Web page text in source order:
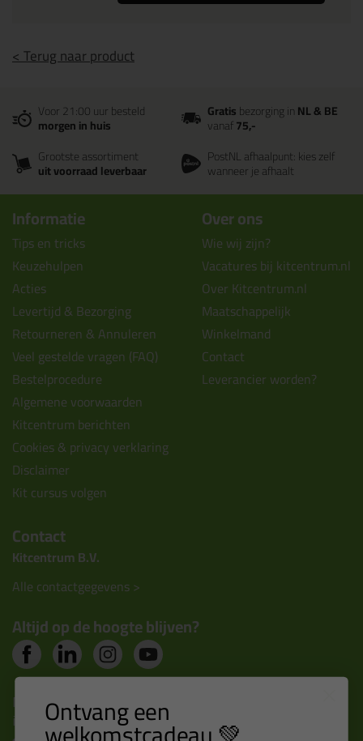
< Terug naar product
Voor 21:00 uur besteld
morgen in huis
Gratisbezorging inNL & BE
vanaf75,-
Grootste assortiment
uit voorraad leverbaar
PostNL afhaalpunt: kies zelf
wanneer je afhaalt
Informatie
Tips en tricks
Keuzehulpen
Acties
Levertijd & Bezorging
Retourneren & Annuleren
Veel gestelde vragen (FAQ)
Bestelprocedure
Algemene voorwaarden
Kitcentrum berichten
Cookies & privacy verklaring
Disclaimer
Kit cursus volgen
Over ons
Wie wij zijn?
Vacatures bij kitcentrum.nl
Over Kitcentrum.nl
Maatschappelijk
Winkelmand
Contact
Leverancier worden?
Contact
Kitcentrum B.V.
Alle contactgegevens >
Altijd op de hoogte blijven?
Nieuws, tips en exclusieve deals rechtstreeks in je
inbox Ontvang een